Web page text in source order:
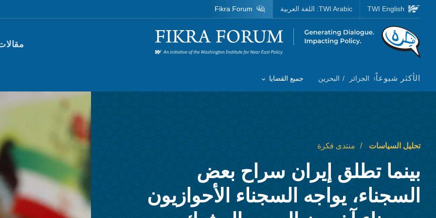
Skip to main content
Homepage
الأكثر شيوعاً: الجزائر البحرين
Toggle List of
جميع القضايا
TWI English
TWI Arabic: اللغة العربية Fikra Forum
تحليل السياسات منتدى فكرة
بينما تطلق إيران سراح بعض
السجناء، يواجه السجناء الأحوازيون